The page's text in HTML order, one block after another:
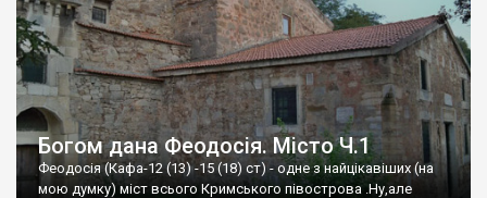
Богом дана Феодосія. Місто Ч.1
Феодосія (Кафа-12 (13) -15 (18) ст) - одне з найцікавіших (на
мою думку) міст всього Кримського півострова .Ну,але